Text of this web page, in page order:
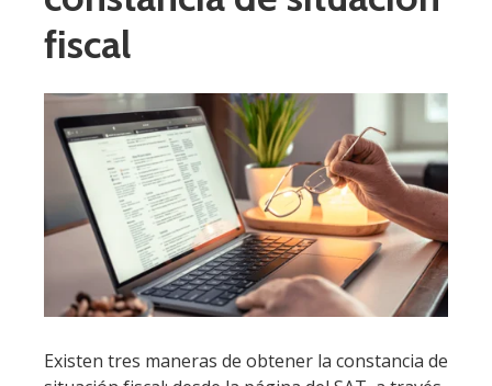
fiscal
Existen tres maneras de obtener la constancia de